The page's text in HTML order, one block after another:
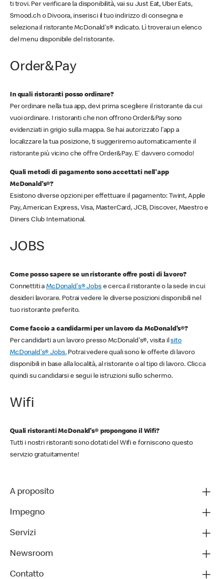
ti trovi. Per verificare la disponibilità, vai su Just Eat, Uber Eats,
Smood.ch o Divoora, inserisci il tuo indirizzo di consegna e
seleziona il ristorante McDonald's® indicato. Lì troverai un elenco
del menu disponibile del ristorante.
Order&Pay
In quali ristoranti posso ordinare?
Per ordinare nella tua app, devi prima scegliere il ristorante da cui
vuoi ordinare. I ristoranti che non offrono Order&Pay sono
evidenziati in grigio sulla mappa. Se hai autorizzato l'app a
localizzare la tua posizione, ti suggeriremo automaticamente il
ristorante più vicino che offre Order&Pay. E' davvero comodo!
Quali metodi di pagamento sono accettati nell'app
McDonald's®?
Esistono diverse opzioni per effettuare il pagamento: Twint, Apple
Pay, American Express, Visa, MasterCard, JCB, Discover, Maestro e
Diners Club International.
JOBS
Come posso sapere se un ristorante offre posti di lavoro?
Connettiti aMcDonald's® Jobse cerca il ristorante o la sede in cui
desideri lavorare. Potrai vedere le diverse posizioni disponibili nel
tuo ristorante preferito.
Come faccio a candidarmi per un lavoro da McDonald's®?
Per candidarti a un lavoro presso McDonald's®, visita ilsito
McDonald's® Jobs.Potrai vedere quali sono le offerte di lavoro
disponibili in base alla località, al ristorante o al tipo di lavoro. Clicca
quindi su candidarsi e segui le istruzioni sullo schermo.
Wifi
Quali ristoranti McDonald's® propongono il Wifi?
Tutti i nostri ristoranti sono dotati del Wifi e forniscono questo
servizio gratuitamente!
A proposito
Impegno
Servizi
Newsroom
Contatto